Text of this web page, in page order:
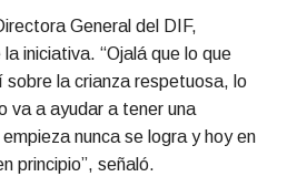
General del DIF,
iniciativa. “Ojalá que lo que
sobre la crianza respetuosa, lo
va a ayudar a tener una
nunca se logra y hoy en
principio”, señaló.